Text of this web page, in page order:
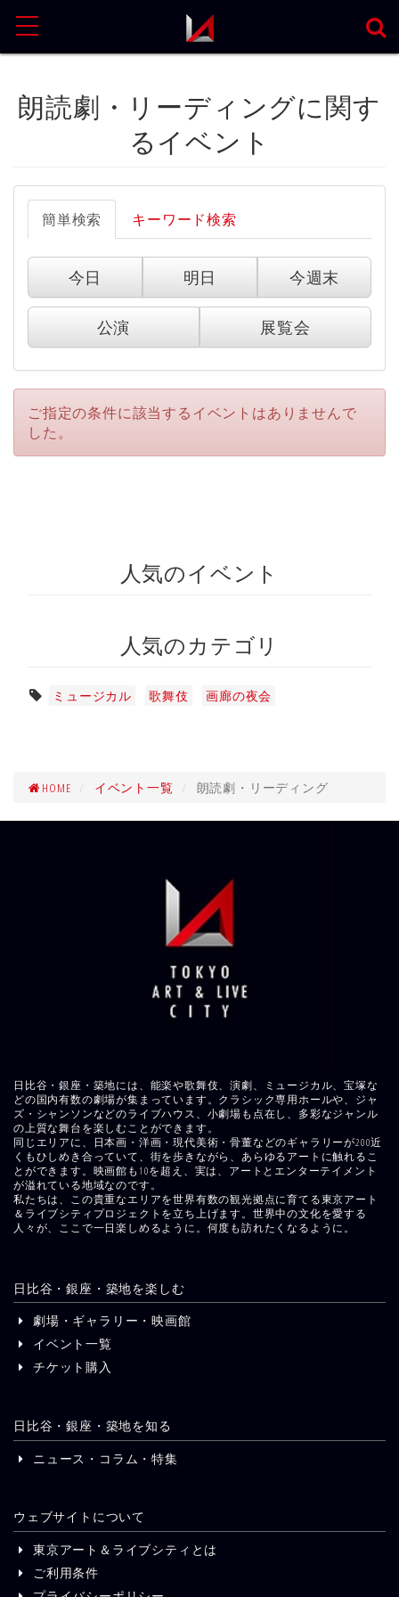
MENU
朗読劇・リーディングに関す
るイベント
簡単検索 キーワード検索
今日 明日 今週末
公演 展覧会
ご指定の条件に該当するイベントはありませんで
した。
人気のイベント
人気のカテゴリ
ミュージカル 歌舞伎 画廊の夜会
HOME イベント一覧 朗読劇・リーディング
日比谷・銀座・築地には、能楽や歌舞伎、演劇、ミュージカル、宝塚な
どの国内有数の劇場が集まっています。クラシック専用ホールや、ジャ
ズ・シャンソンなどのライブハウス、小劇場も点在し、多彩なジャンル
の上質な舞台を楽しむことができます。
同じエリアに、日本画・洋画・現代美術・骨董などのギャラリーが200近
くもひしめき合っていて、街を歩きながら、あらゆるアートに触れるこ
とができます。映画館も10を超え、実は、アートとエンターテイメント
が溢れている地域なのです。
私たちは、この貴重なエリアを世界有数の観光拠点に育てる東京アート
＆ライブシティプロジェクトを立ち上げます。世界中の文化を愛する
人々が、ここで一日楽しめるように。何度も訪れたくなるように。
日比谷・銀座・築地を楽しむ
劇場・ギャラリー・映画館
イベント一覧
チケット購入
日比谷・銀座・築地を知る
ニュース・コラム・特集
ウェブサイトについて
東京アート＆ライブシティとは
ご利用条件